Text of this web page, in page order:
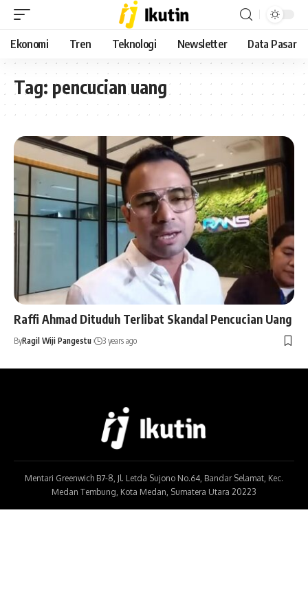
Ekonomi Tren Teknologi Newsletter Data Pasar
Tag: pencucian uang
Raffi Ahmad Dituduh Terlibat Skandal Pencucian Uang
ByRagil Wiji Pangestu 3 years ago
Mentari Greenwich B7-8, Jl. Letda Sujono No.64, Bandar Selamat, Kec.
Medan Tembung, Kota Medan, Sumatera Utara 20223